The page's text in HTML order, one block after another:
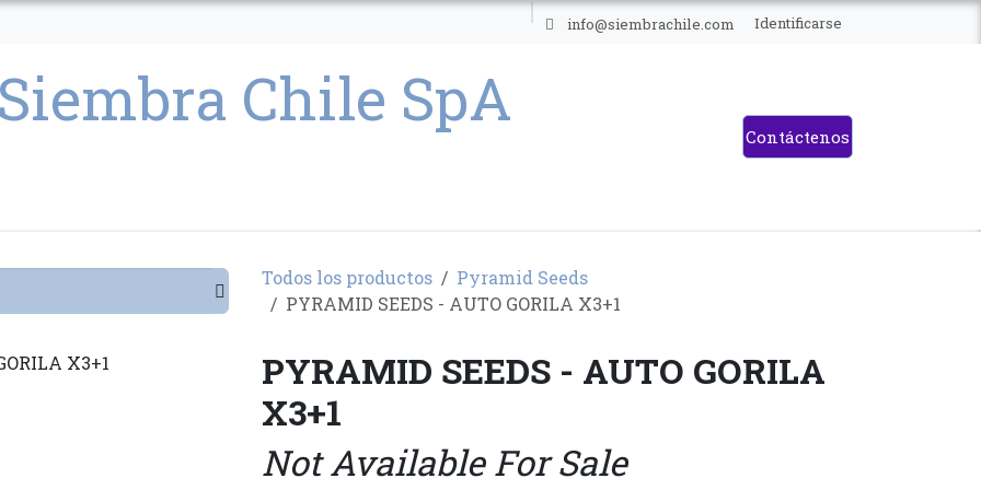
info@siembrachile.com Identificarse
Contáctenos
Todos los productos
Pyramid Seeds
PYRAMID SEEDS - AUTO GORILA X3+1
PYRAMID SEEDS - AUTO GORILA
X3+1
Not Available For Sale